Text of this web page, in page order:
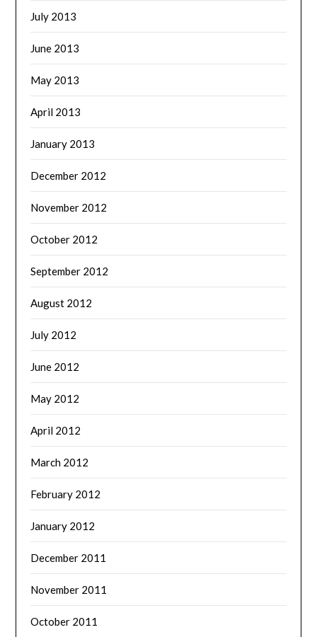
July 2013
June 2013
May 2013
April 2013
January 2013
December 2012
November 2012
October 2012
September 2012
August 2012
July 2012
June 2012
May 2012
April 2012
March 2012
February 2012
January 2012
December 2011
November 2011
October 2011